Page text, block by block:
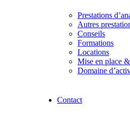
Prestations
Autres
Conseils
Formations
Locations
Mise en place
Domaine
Contact